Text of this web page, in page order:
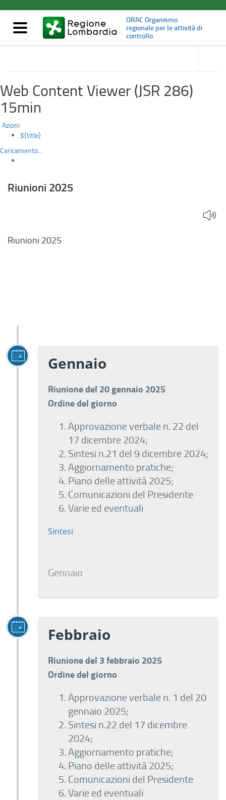
contenuto
principale
Riunioni
2025Mostra/nascondi
navigazione
ORAC Organismo
regionale per le attività di
controllo
accedi
Web Content Viewer (JSR 286)
15min
Azioni
${title}
Caricamento...
Riunioni 2025
Riunioni 2025
Gennaio
Riunione del 20 gennaio 2025
Ordine del giorno
Approvazione verbale n. 22 del
17 dicembre 2024;
Sintesi n.21 del 9 dicembre 2024;
Aggiornamento pratiche;
Piano delle attività 2025;
Comunicazioni del Presidente
Varie ed eventuali
Sintesi
Gennaio
Febbraio
Riunione del 3 febbraio 2025
Ordine del giorno
Approvazione verbale n. 1 del 20
gennaio 2025;
Sintesi n.22 del 17 dicembre
2024;
Aggiornamento pratiche;
Piano delle attività 2025;
Comunicazioni del Presidente
Varie ed eventuali